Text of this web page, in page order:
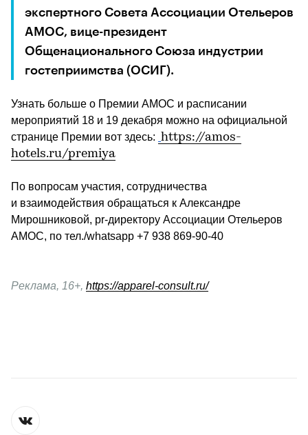
экспертного Совета Ассоциации Отельеров
АМОС, вице-президент
Общенационального Союза индустрии
гостеприимства (ОСИГ).
Узнать больше о Премии АМОС и расписании
мероприятий 18 и 19 декабря можно на официальной
странице Премии вот здесь: https://amos-
hotels.ru/premiya
По вопросам участия, сотрудничества
и взаимодействия обращаться к Александре
Мирошниковой, pr-директору Ассоциации Отельеров
АМОС, по тел./whatsapp +7 938 869-90-40
Реклама, 16+, https://apparel-consult.ru/